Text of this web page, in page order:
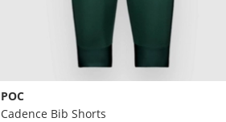
POC
Cadence Bib Shorts